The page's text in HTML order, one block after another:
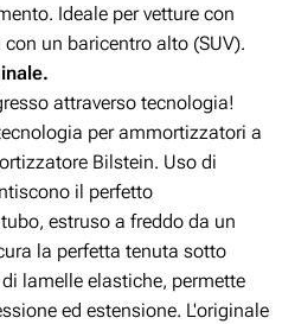
Ideale per vetture con
un baricentro alto (SUV).
attraverso tecnologia!
per ammortizzatori a
Bilstein. Uso di
il perfetto
estruso a freddo da un
la perfetta tenuta sotto
lamelle elastiche, permette
ed estensione. L'originale